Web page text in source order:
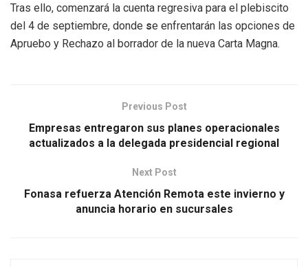
Tras ello, comenzará la cuenta regresiva para el plebiscito
del 4 de septiembre, donde se enfrentarán las opciones de
Apruebo y Rechazo al borrador de la nueva Carta Magna.
Previous Post
Empresas entregaron sus planes operacionales
actualizados a la delegada presidencial regional
Next Post
Fonasa refuerza Atención Remota este invierno y
anuncia horario en sucursales